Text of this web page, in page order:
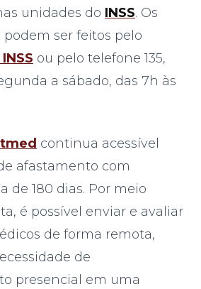
unidades do INSS. Os
ser feitos pelo
ou pelo telefone 135,
a sábado, das 7h às
continua acessível
afastamento com
de 180 dias. Por meio
é possível enviar e avaliar
de forma remota,
de
presencial em uma